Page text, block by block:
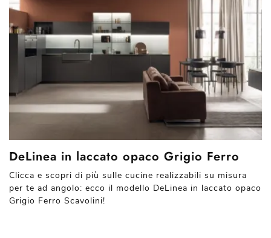
DeLinea in laccato opaco Grigio Ferro
Clicca e scopri di più sulle cucine realizzabili su misura
per te ad angolo: ecco il modello DeLinea in laccato opaco
Grigio Ferro Scavolini!